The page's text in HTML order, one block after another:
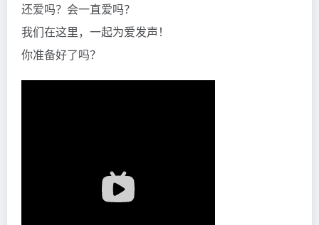
还爱吗？会一直爱吗？
我们在这里，一起为爱发声！
你准备好了吗？